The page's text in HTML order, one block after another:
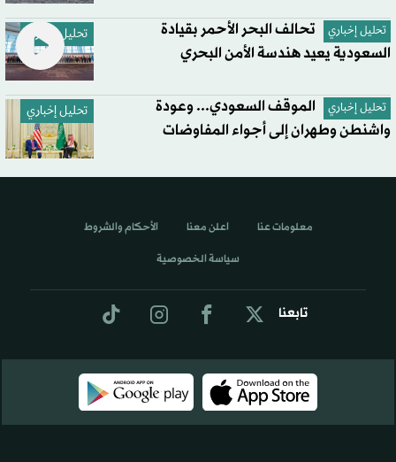
تحليل إخباري تحليل إخباري
تحالف البحر الأحمر بقيادة
السعودية يعيد هندسة الأمن البحري
تحليل إخباري تحليل إخباري
الموقف السعودي... وعودة
واشنطن وطهران إلى أجواء المفاوضات
تابعنا
معلومات عنا اعلن معنا الأحكام والشروط
سياسة الخصوصية